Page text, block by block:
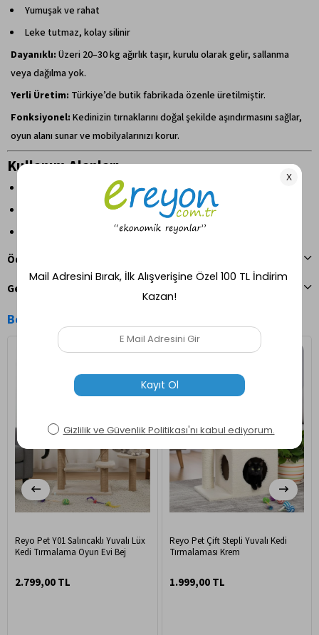
Yumuşak ve rahat
Leke tutmaz, kolay silinir
Dayanıklı: Üzeri 20–30 kg ağırlık taşır, kurulu olarak gelir, sallanma
veya dağılma yok.
Yerli Üretim: Türkiye’de butik fabrikada özenle üretilmiştir.
Fonksiyonel: Kedinizin tırnaklarını doğal şekilde aşındırmasını sağlar,
oyun alanı sunar ve mobilyalarınızı korur.
Kullanım Alanları
Evcil kedilerin tırmalama ihtiyacını karşılar
Mobilya ve ev eşyalarını korur
Oyun ve dinlenme alanı sağlar
Ödeme Seçenekleri
Geri Bildirim Gönder
Benzer Ürünler
Reyo Pet Y01 Salıncaklı Yuvalı Lüx
Kedi Tırmalama Oyun Evi Bej
2.799,00 TL
Ücretsiz Kargo
Reyo Pet Çift Stepli Yuvalı Kedi
Tırmalaması Krem
1.999,00 TL
Ücretsiz Kargo